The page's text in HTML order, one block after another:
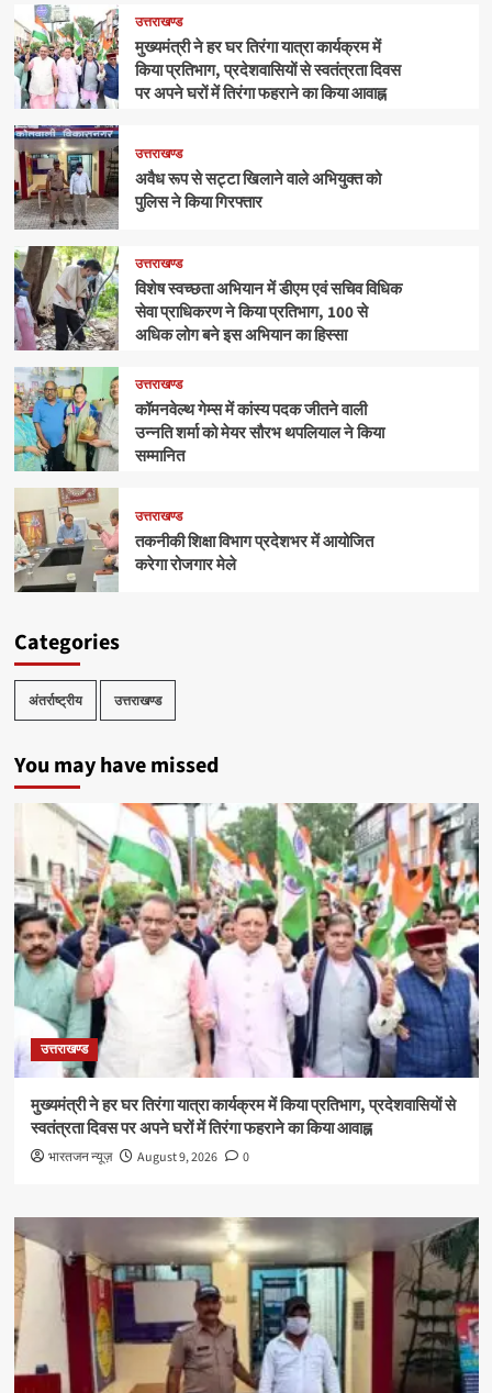
उत्तराखण्ड
मुख्यमंत्री ने हर घर तिरंगा यात्रा कार्यक्रम में
किया प्रतिभाग, प्रदेशवासियों से स्वतंत्रता दिवस
पर अपने घरों में तिरंगा फहराने का किया आवाह्न
उत्तराखण्ड
अवैध रूप से सट्टा खिलाने वाले अभियुक्त को
पुलिस ने किया गिरफ्तार
उत्तराखण्ड
विशेष स्वच्छता अभियान में डीएम एवं सचिव विधिक
सेवा प्राधिकरण ने किया प्रतिभाग, 100 से
अधिक लोग बने इस अभियान का हिस्सा
उत्तराखण्ड
कॉमनवेल्थ गेम्स में कांस्य पदक जीतने वाली
उन्नति शर्मा को मेयर सौरभ थपलियाल ने किया
सम्मानित
उत्तराखण्ड
तकनीकी शिक्षा विभाग प्रदेशभर में आयोजित
करेगा रोजगार मेले
Categories
अंतर्राष्ट्रीय उत्तराखण्ड
You may have missed
उत्तराखण्ड
मुख्यमंत्री ने हर घर तिरंगा यात्रा कार्यक्रम में किया प्रतिभाग, प्रदेशवासियों से
स्वतंत्रता दिवस पर अपने घरों में तिरंगा फहराने का किया आवाह्न
भारतजन न्यूज़ August 9, 2026 0